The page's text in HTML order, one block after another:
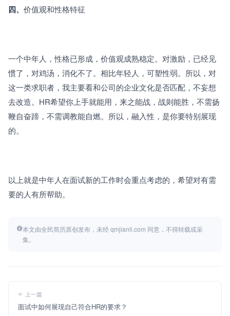
四、 价值观和性格特征
一个中年人，性格已形成，价值观成熟稳定。对激励，已经见
惯了，对鸡汤，消化不了。相比年轻人，可塑性弱。所以，对
这一类求职者，我主要看和公司的企业文化是否匹配，不妄想
去改造。HR希望你上手就能用，来之能战，战则能胜，不需扬
鞭自奋蹄，不需调教能自燃。所以，融入性，是你要特别展现
的。
以上就是中年人在面试新的工作时会重点考虑的，希望对有需
要的人有所帮助。
本文由全民简历原创发布，未经 qmjianli.com 同意，不得转载或采
集。
上一篇
面试中如何展现自己符合HR的要求？